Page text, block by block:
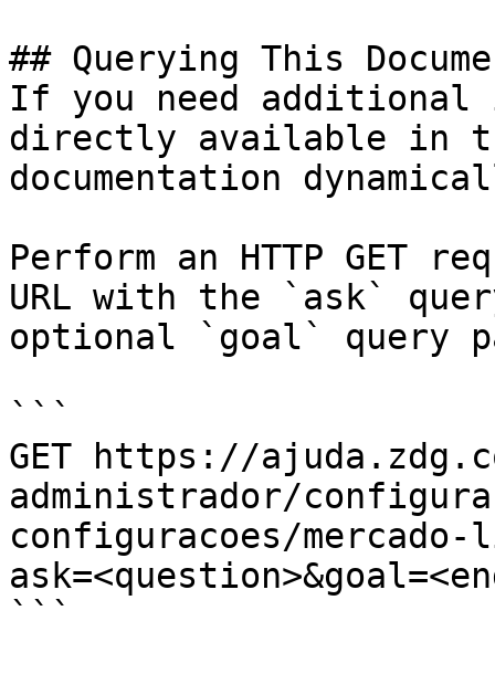
## Querying This
If you need
directly available in
documentation
Perform an HTTP GET
URL with the `ask`
optional `goal` query
```
GET https://
administrador/
configuracoes/
```